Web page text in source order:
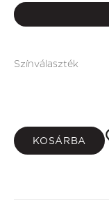
Színválaszték
KOSÁRBA